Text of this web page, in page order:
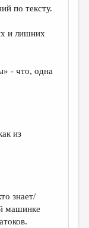
по тексту.
и лишних
- что, одна
из
знает/
машинке